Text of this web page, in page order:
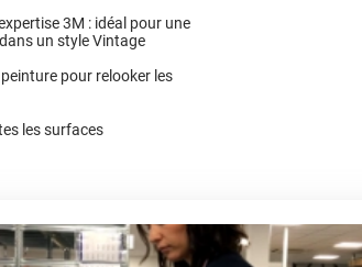
3M : idéal pour une
un style Vintage
pour relooker les
les surfaces